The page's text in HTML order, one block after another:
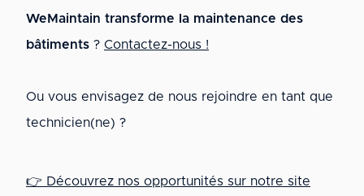
WeMaintain transforme la maintenance des
bâtiments ? Contactez-nous !
Ou vous envisagez de nous rejoindre en tant que
technicien(ne) ?
👉 Découvrez nos opportunités sur notre site